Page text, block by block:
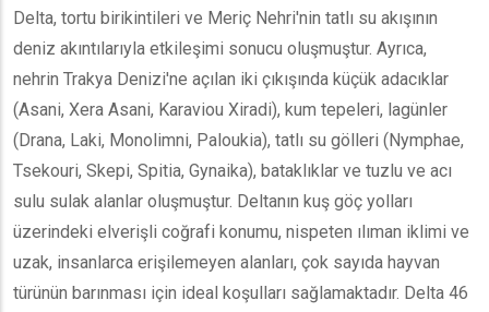
Delta, tortu birikintileri ve Meriç Nehri'nin tatlı su akışının
deniz akıntılarıyla etkileşimi sonucu oluşmuştur. Ayrıca,
nehrin Trakya Denizi'ne açılan iki çıkışında küçük adacıklar
(Asani, Xera Asani, Karaviou Xiradi), kum tepeleri, lagünler
(Drana, Laki, Monolimni, Paloukia), tatlı su gölleri (Nymphae,
Tsekouri, Skepi, Spitia, Gynaika), bataklıklar ve tuzlu ve acı
sulu sulak alanlar oluşmuştur. Deltanın kuş göç yolları
üzerindeki elverişli coğrafi konumu, nispeten ılıman iklimi ve
uzak, insanlarca erişilemeyen alanları, çok sayıda hayvan
türünün barınması için ideal koşulları sağlamaktadır. Delta 46